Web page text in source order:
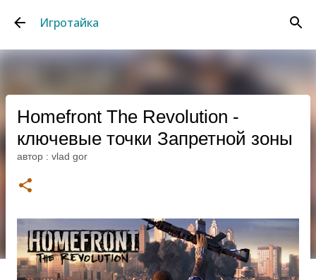
Игротайка
Homefront The Revolution -
ключевые точки Запретной зоны
автор : vlad gor